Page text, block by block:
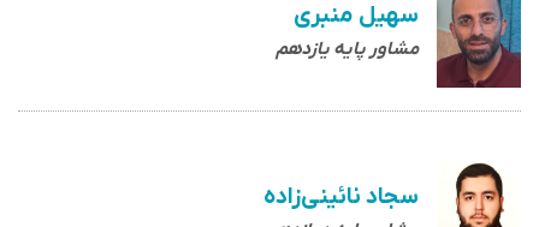
سهیل منبری
مشاور پایه یازدهم
سجاد نائینی‌زاده